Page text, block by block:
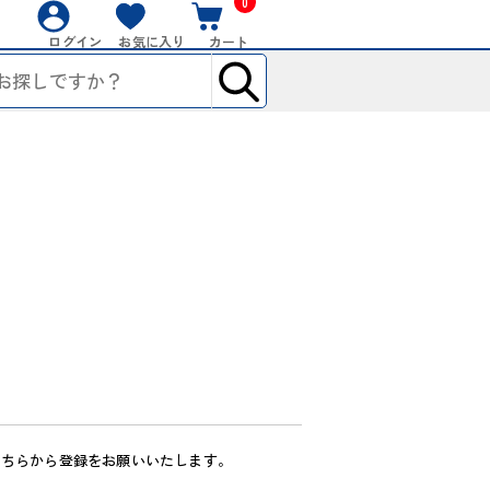
ログイン お気に入り カート
らから登録をお願いいたします。